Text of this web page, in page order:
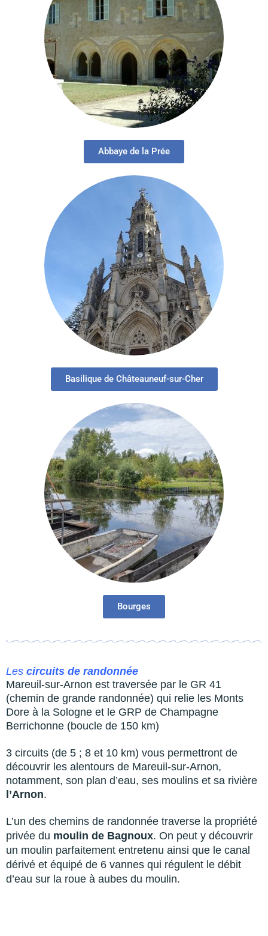
Abbaye de la Prée
Basilique de Châteauneuf-sur-Cher
Bourges
Les circuits de randonnée
Mareuil-sur-Arnon est traversée par le GR 41
(chemin de grande randonnée) qui relie les Monts
Dore à la Sologne et le GRP de Champagne
Berrichonne (boucle de 150 km)
3 circuits (de 5 ; 8 et 10 km) vous permettront de
découvrir les alentours de Mareuil-sur-Arnon,
notamment, son plan d’eau, ses moulins et sa rivière
l’Arnon.
L’un des chemins de randonnée traverse la propriété
privée du moulin de Bagnoux. On peut y découvrir
un moulin parfaitement entretenu ainsi que le canal
dérivé et équipé de 6 vannes qui régulent le débit
d’eau sur la roue à aubes du moulin.